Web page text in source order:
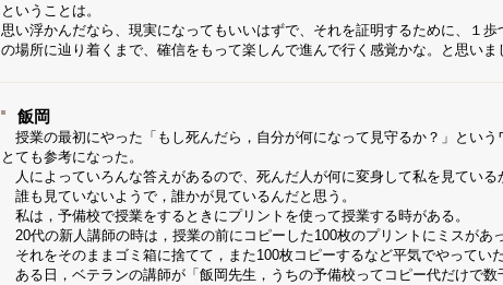
ということは。
思い浮かんだなら、現実になってもいいはずで、それを証明するために、１
の場所に辿り着くまで、確信をもって楽しんで進んで行く感覚かな。と思いま
飯岡
授業の最初にやった「もし死んだら，自分が何になって見守るか？」という
とても参考になった。
人によっていろんな答えがあるので、死んだ人が何に変身して私を見ている
誰も見ていないようで，誰かが見ているんだと思う。
私は，予備校で授業をするときにプリントを使って授業する時がある。
20代の新人講師の時は，授業の前にコピーした100枚のプリントにミスがあ
それをそのままゴミ箱に捨てて，また100枚コピーするなど平気でやっていた
ある日，ベテランの講師が「飯岡先生，うちの予備校ってコピー代だけで数